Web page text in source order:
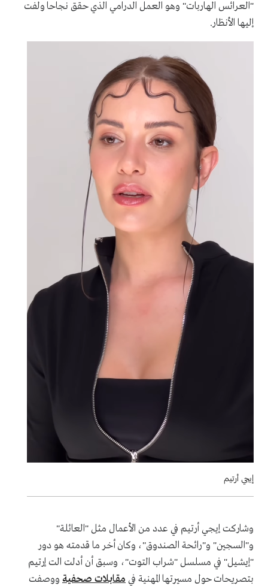
"العرائس الهاربات" وهو العمل الدرامي الذي حقق نجاحا ولفت
إليها الأنظار.
إيجي أرتيم
وشاركت إيجي أرتيم في عدد من الأعمال مثل "العائلة"
و"السجين" و"رائحة الصندوق"، وكان أخر ما قدمته هو دور
"إيشيل" في مسلسل "شراب التوت"، وسبق أن أدلت الت إرتيم
بتصريحات حول مسيرتها المهنية في مقابلات صحفية ووصفت